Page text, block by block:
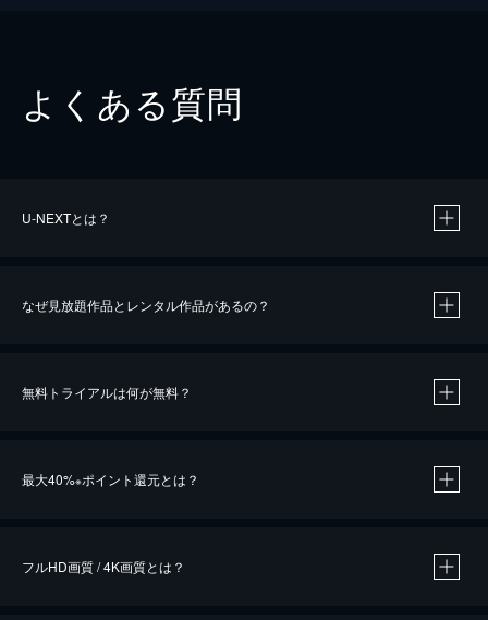
よくある質問
U-NEXTとは？
なぜ見放題作品とレンタル作品があるの？
無料トライアルは何が無料？
最大40%※ポイント還元とは？
フルHD画質 / 4K画質とは？